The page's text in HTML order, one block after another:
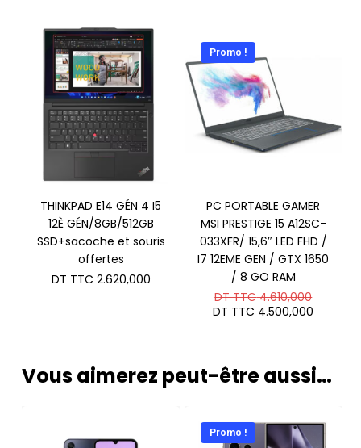
THINKPAD E14 GÉN 4 I5
12È GÉN/8GB/512GB
SSD+sacoche et souris
offertes
DT TTC 2.620,000
Promo !
PC PORTABLE GAMER
MSI PRESTIGE 15 A12SC-
033XFR/ 15,6″ LED FHD /
I7 12EME GEN / GTX 1650
/ 8 GO RAM
DT TTC4.610,000Le
prix
initial
DT TTC 4.500,000
DT
TTC
Vous aimerez peut-être aussi…
Promo !